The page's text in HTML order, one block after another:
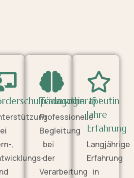
,
Traumatherapeutin
Professionelle
Begleitung
bei
der
Verarbeitung
15+
Jahre
Erfahrung
Langjährige
Erfahrung
in